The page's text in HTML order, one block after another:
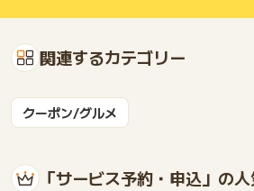
関連するカテゴリー
クーポン/グルメ
「サービス予約・申込」の